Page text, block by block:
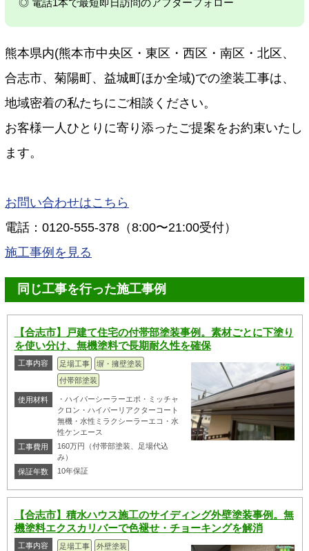
◎ 電話1本で最短即日訪問のアフターフォロー
熊本県内(熊本市中央区・東区・西区・南区・北区、
合志市、菊陽町、益城町ほか全域)での塗装工事は、
地域密着の私たちにご相談ください。
お客様一人ひとりに寄り添ったご提案をお約束いたし
ます。
お問い合わせはこちら
電話：0120-555-378（8:00〜21:00受付）
施工事例を見る
同じ工事を行った施工事例
【合志市】戸建て住宅の付帯部塗装事例。素材ごとに下塗り
を使い分け、無機塗料で長期耐久性を確保
工事内容 足場工事
塀・擁壁塗装
付帯部塗装
使用材料
・ハイパーシーラーエポ・ミッチャ
クロン・ハイパーリアクターコート
無機・水性ミラクシーラーエコ・水
性ケンエース
工事費用
160万円（付帯部塗装、足場代込
み）
保証年数
10年保証
【合志市】積水ハウス施工のサイディング外壁塗装事例。無
機塗料エクスカリバーで色褪せ・チョーキングを解消
工事内容 足場工事 外壁塗装